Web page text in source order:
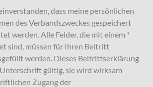
dass meine persönlichen
des Verbandszweckes gespeichert
werden. Alle Felder, die mit einem *
sind, müssen für Ihren Beitritt
werden. Dieses Beitrittserklärung
gültig, sie wird wirksam
Zugang der